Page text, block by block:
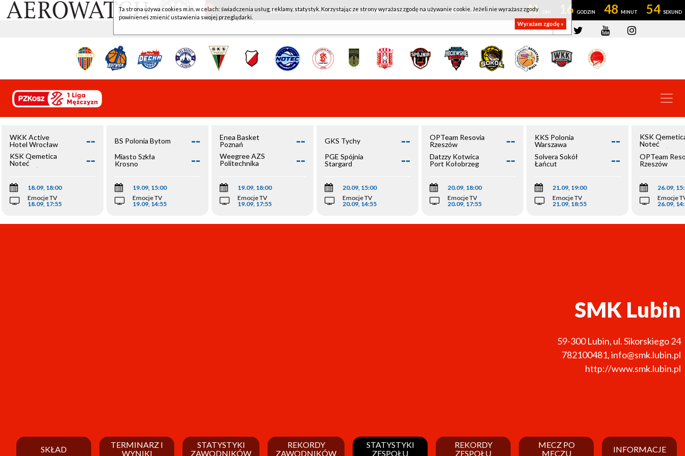
WKK ACTIVE HOTEL WROCŁAW - KSK QEMETICA NOTEĆ INOWROCŁAW 41 16 48 54
WKK Active
Hotel Wrocław
--
KSK Qemetica
Noteć
Inowrocław
--
18.09, 18:00
Emocje TV
18.09, 17:55
BS Polonia Bytom --
Miasto Szkła
Krosno
--
19.09, 15:00
Emocje TV
19.09, 14:55
Enea Basket
Poznań
--
Weegree AZS
Politechnika
--
19.09, 18:00
Emocje TV
19.09, 17:55
GKS Tychy --
PGE Spójnia
Stargard
--
20.09, 15:00
Emocje TV
20.09, 14:55
OPTeam Resovia
Rzeszów
--
Datzzy Kotwica
Port Kołobrzeg
--
20.09, 18:00
Emocje TV
20.09, 17:55
KKS Polonia
Warszawa
--
Solvera Sokół
Łańcut
--
21.09, 19:00
Emocje TV
21.09, 18:55
KSK
Noteć
Inowrocław
OPTeam
Rzeszów
26.09,
Emocje
26.09,
SMK Lubin
59-300 Lubin, ul. Sikorskiego 24
782100481,info@smk.lubin.pl
http://www.smk.lubin.pl
SKŁAD
TERMINARZ I
WYNIKI
STATYSTYKI
ZAWODNIKÓW
REKORDY
ZAWODNIKÓW
STATYSTYKI
ZESPOŁU
REKORDY
ZESPOŁU
MECZ PO
MECZU
INFORMACJE
Ta strona używa cookies m.in. w celach: świadczenia usług, reklamy, statystyk. Korzystając ze strony wyrażasz zgodę na używanie cookie. Jeżeli nie wyrażasz zgody
powinieneś zmienić ustawienia swojej przeglądarki.
Wyrażam zgodę »